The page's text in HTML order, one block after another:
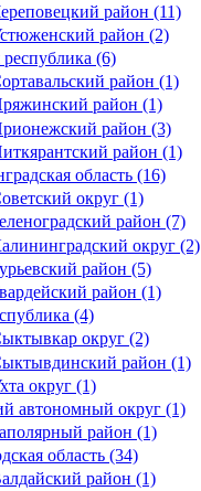
район (11)
район (2)
(6)
район (1)
район (1)
район (3)
район (1)
область (16)
округ (1)
район (7)
округ (2)
район (5)
район (1)
(4)
округ (2)
район (1)
округ (1)
автономный округ (1)
район (1)
область (34)
район (1)